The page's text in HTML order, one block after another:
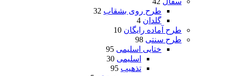
طرح روی بشقاب 32
گلدان 4
طرح آماده رایگان 10
طرح سنتی 98
ختایی اسلیمی 95
اسلیمی 30
تذهیب 95